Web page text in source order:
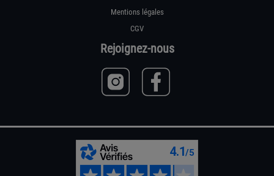
Mentions légales
CGV
Rejoignez-nous